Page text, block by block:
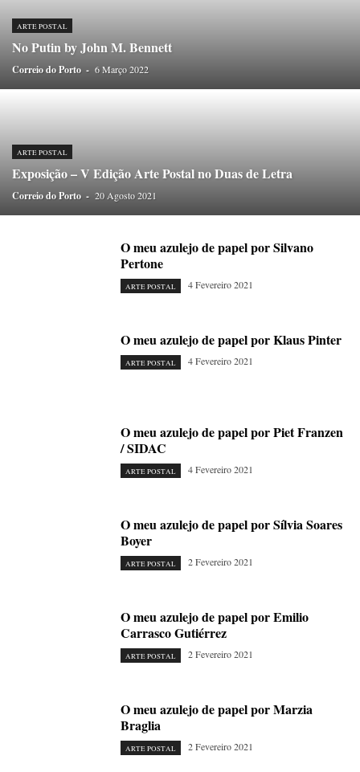
PAPEL-PENSANTE
POEMÁRIO
POESIA VISUAL
PRIORITÁRIO
RETÂNGULO
TABULETA DIGITAL
TEMPORÁRIO TOPOGRAFIAS
TYPO
ARTE POSTAL
No Putin by John M. Bennett
Correio do Porto - 6 Março 2022
ARTE POSTAL
Exposição – V Edição Arte Postal no Duas de Letra
Correio do Porto - 20 Agosto 2021
O meu azulejo de papel por Silvano
Pertone
ARTE POSTAL 4 Fevereiro 2021
O meu azulejo de papel por Klaus Pinter
ARTE POSTAL 4 Fevereiro 2021
O meu azulejo de papel por Piet Franzen
/ SIDAC
ARTE POSTAL 4 Fevereiro 2021
O meu azulejo de papel por Sílvia Soares
Boyer
ARTE POSTAL 2 Fevereiro 2021
O meu azulejo de papel por Emilio
Carrasco Gutiérrez
ARTE POSTAL 2 Fevereiro 2021
O meu azulejo de papel por Marzia
Braglia
ARTE POSTAL 2 Fevereiro 2021